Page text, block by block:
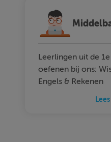
Leerlingen uit de
oefenen bij ons:
Engels & Rekenen